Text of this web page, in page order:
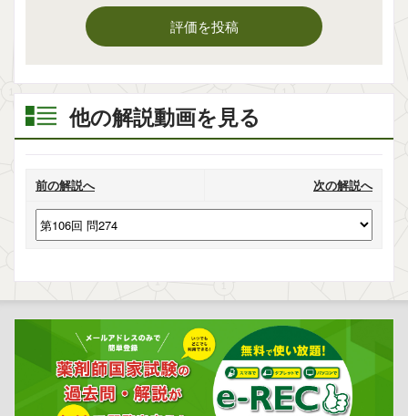
評価を投稿
他の解説動画を見る
前の解説へ 次の解説へ